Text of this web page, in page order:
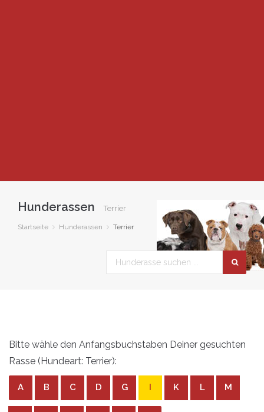
Hunderassen Terrier
Startseite Hunderassen Terrier
Bitte wähle den Anfangsbuchstaben Deiner gesuchten
Rasse (Hundeart: Terrier):
A B C D G I K L M